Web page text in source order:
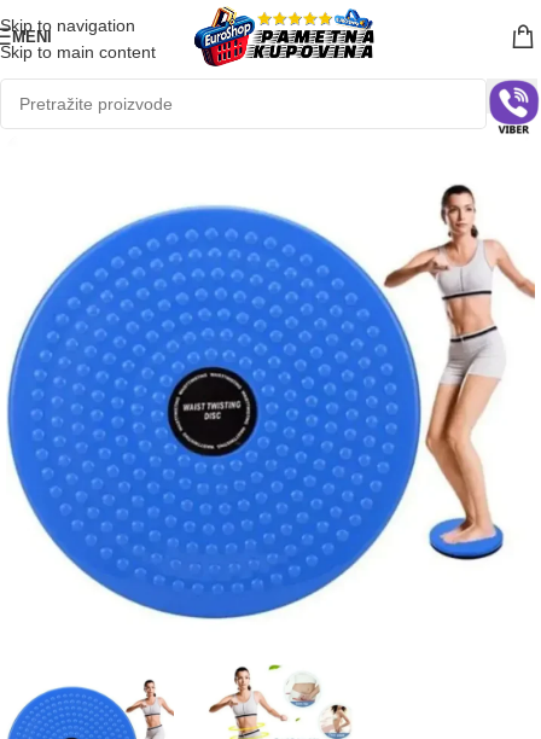
Skip to navigation
Skip to main content
MENI